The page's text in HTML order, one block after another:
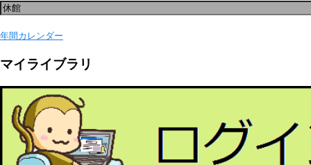
年間カレンダー
マイライブラリ